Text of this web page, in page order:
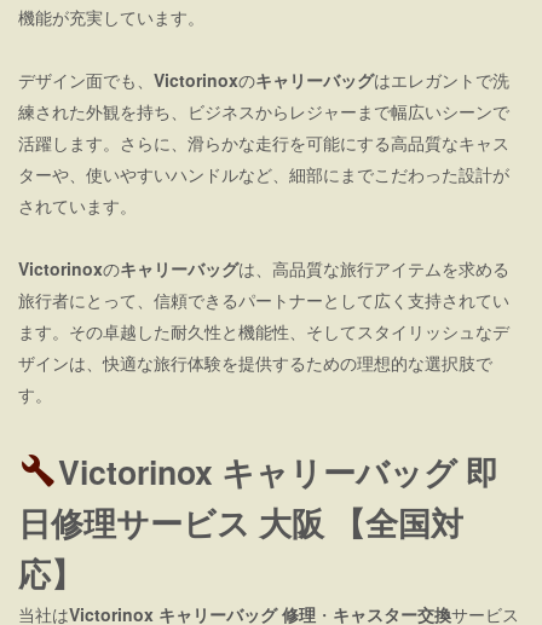
機能が充実しています。
デザイン面でも、 Victorinoxのキャリーバッグはエレガントで洗
練された外観を持ち、ビジネスからレジャーまで幅広いシーンで
活躍します。さらに、滑らかな走行を可能にする高品質なキャス
ターや、使いやすいハンドルなど、細部にまでこだわった設計が
されています。
Victorinoxのキャリーバッグは、高品質な旅行アイテムを求める
旅行者にとって、信頼できるパートナーとして広く支持されてい
ます。その卓越した耐久性と機能性、そしてスタイリッシュなデ
ザインは、快適な旅行体験を提供するための理想的な選択肢で
す。
Victorinox キャリーバッグ 即
日修理サービス 大阪 【全国対
応】
当社はVictorinox キャリーバッグ 修理 ・ キャスター交換サービス